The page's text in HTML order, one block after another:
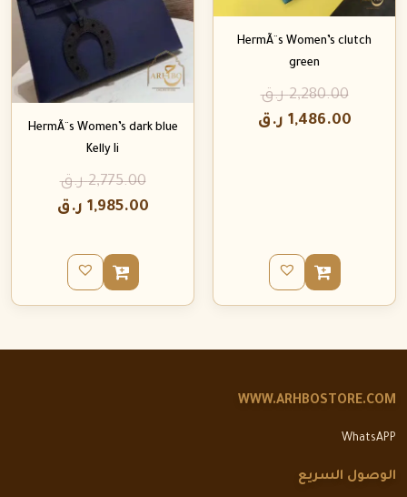
HermÃ¨s Women’s clutch
green
2,280.00 ر.ق
1,486.00 ر.ق
HermÃ¨s Women’s dark blue
Kelly Ii
2,775.00 ر.ق
1,985.00 ر.ق
WWW.ARHBOSTORE.COM
WhatsAPP
الوصول السريع